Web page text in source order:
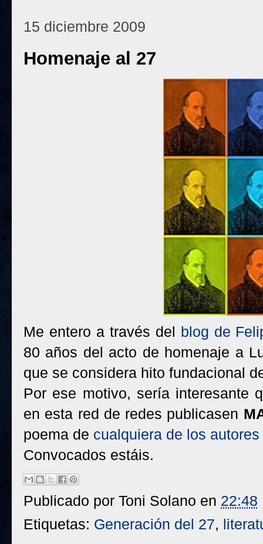
15 diciembre 2009
Homenaje al 27
Me entero a través del blog de
80 años del acto de homenaje a
que se considera hito fundacional
Por ese motivo, sería interesante
en esta red de redes publicasen
poema de cualquiera de los autores
Convocados estáis.
Publicado por Toni Solano en 22:48
Etiquetas: Generación del 27,